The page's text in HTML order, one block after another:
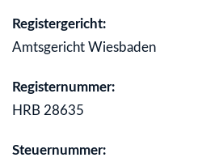
Registergericht:
Amtsgericht Wiesbaden
Registernummer:
HRB 28635
Steuernummer: